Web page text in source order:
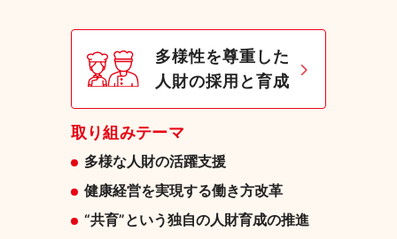
多様性を尊重した
人財の採用と育成
取り組みテーマ
多様な人財の活躍支援
健康経営を実現する働き方改革
“共育”という独自の人財育成の推進